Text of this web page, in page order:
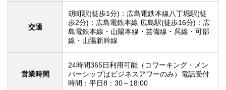
交通
胡町駅(徒歩1分)：広島電鉄本線八丁堀駅(徒
歩2分)：広島電鉄本線 広島駅(徒歩16分)：広
島電鉄本線・山陽本線・芸備線・呉線・可部
線・山陽新幹線
営業時間
24時間365日利用可能（コワーキング・メン
バーシップはビジネスアワーのみ）電話受付
時間：平日8：30～18:00